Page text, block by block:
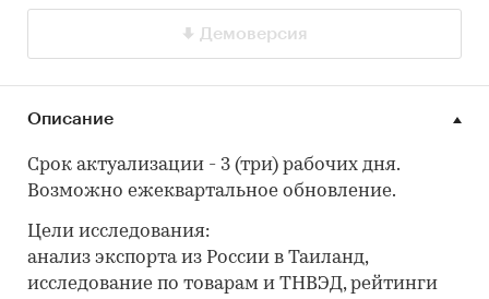
Демоверсия
Описание
Срок актуализации - 3 (три) рабочих дня.
Возможно ежеквартальное обновление.
Цели исследования:
анализ экспорта из России в Таиланд,
исследование по товарам и ТНВЭД, рейтинги